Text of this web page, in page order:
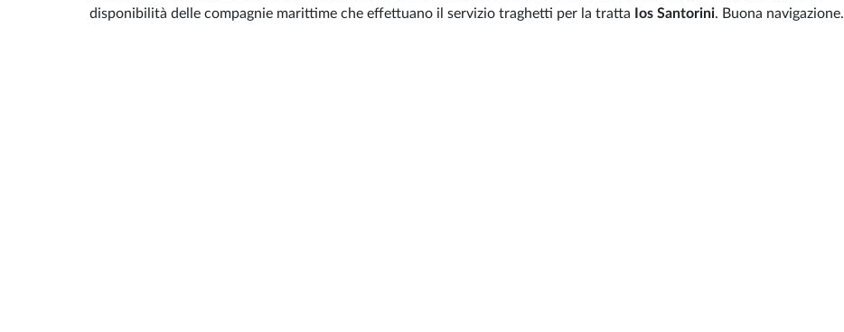
disponibilità delle compagnie marittime che effettuano il servizio traghetti per la tratta
Ios Santorini. Buona navigazione.